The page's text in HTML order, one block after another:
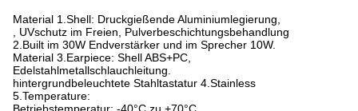
Material 1.Shell: Druckgießende Aluminiumlegierung,
, UVschutz im Freien, Pulverbeschichtungsbehandlung
2.Built im 30W Endverstärker und im Sprecher 10W.
Material 3.Earpiece: Shell ABS+PC,
Edelstahlmetallschlauchleitung.
hintergrundbeleuchtete Stahltastatur 4.Stainless
5.Temperature: